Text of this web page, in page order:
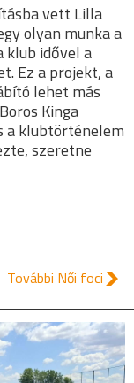
vett Lilla
olyan munka a
klub idővel a
Ez a projekt, a
lehet más
Kinga
a klubtörténelem
szeretne
További Női foci